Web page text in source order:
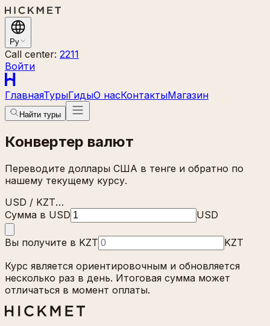
Ру
Call center: 2211
Войти
ГлавнаяТурыГидыО насКонтактыМагазин
Найти туры
Конвертер валют
Переводите доллары США в тенге и обратно по
нашему текущему курсу.
USD / KZT…
Сумма в USD
USD
Вы получите в KZT
KZT
Курс является ориентировочным и обновляется
несколько раз в день. Итоговая сумма может
отличаться в момент оплаты.